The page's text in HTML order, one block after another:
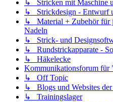
↳ Stricken mit Maschine
↳ Strickdesign - Entwurf
↳ Material + Zubehör für
Nadeln
↳ Strick- und
↳ Rundstrickapparate -
↳ Häkelecke
Kommunikationsforum für
↳ Off Topic
↳ Blogs und Websites
↳ Trainingslager